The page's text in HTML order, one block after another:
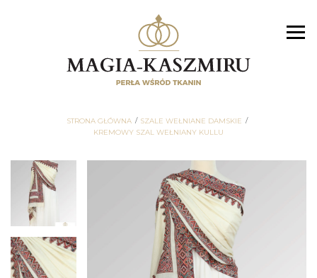
STRONA GŁÓWNA
SZALE WEŁNIANE DAMSKIE
KREMOWY SZAL WEŁNIANY KULLU